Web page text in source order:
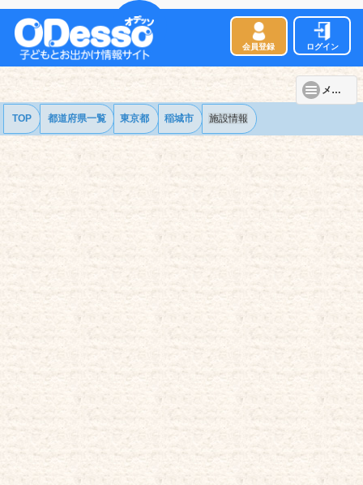
会員登録 ログイン
メニュー
TOP 都道府県一覧 東京都 稲城市 施設情報